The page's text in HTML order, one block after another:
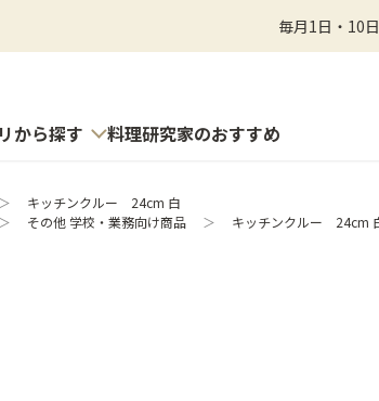
毎月1日・10
から探す 料理研究家のおすすめ
＞
キッチンクルー 24cm 白
＞ その他 学校・業務向け商品 ＞ キッチンクルー 24cm